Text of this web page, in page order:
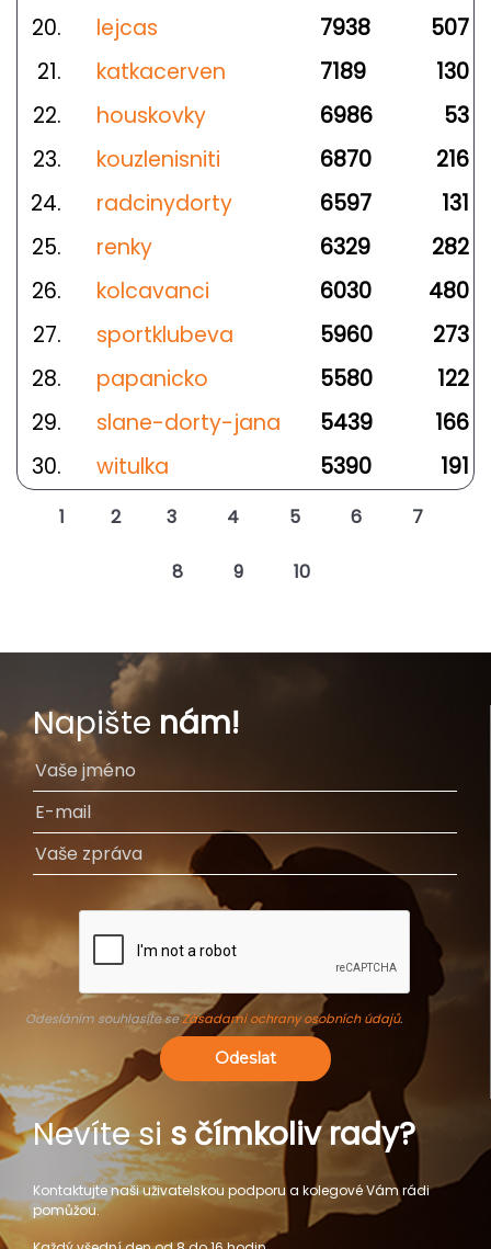
20.
lejcas 7938
507
21.
katkacerven 7189
130
22.
houskovky 6986
53
23.
kouzlenisniti 6870
216
24.
radcinydorty 6597
131
25.
renky 6329
282
26.
kolcavanci 6030
480
27.
sportklubeva 5960
273
28.
papanicko 5580
122
29.
slane-dorty-jana 5439
166
30.
witulka 5390 191
1 2 3 4 5 6 7
8 9 10
Napište nám!
Odesláním souhlasíte seZásadami ochrany osobních údajů.
Odeslat
Nevíte si s čímkoliv rady?
Kontaktujte naši uživatelskou podporu a kolegové Vám rádi
pomůžou.